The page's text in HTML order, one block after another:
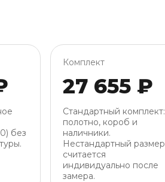
без
Комплект
27 655 ₽
Стандартный комплект:
полотно, короб и
наличники.
Нестандартный размер
считается
индивидуально после
замера.